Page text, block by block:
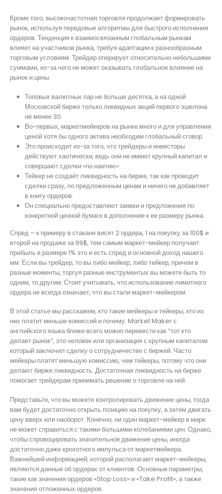
Кроме того, высокочастотная торговля продолжает формировать
рынок, используя передовые алгоритмы для быстрого исполнения
ордеров. Тенденция к взаимосвязанным глобальным рынкам
влияет на участников рынка, требуя адаптации к разнообразным
торговым условиям. Трейдер оперирует относительно небольшими
суммами, из-за чего не может оказывать глобальное влияние на
рынок и цены.
Топовых валютных пар не больше десятка, а на одной
Московской бирже только ликвидных акций первого эшелона
не менее 30.
Во-первых, маркетмейкеров на рынке много и для управления
ценой хотя бы одного актива необходим глобальный сговор.
Это происходит из-за того, что трейдеры и инвесторы
действуют хаотически, ведь они не имеют крупный капитал и
совершают сделки «по наитию».
Тейкер не создаёт ликвидность на бирже, так как проводит
сделки сразу, по предложенным ценам и ничего не добавляет
в книгу ордеров.
Он специально предоставлеют заявки и предложения по
конкретной ценной бумаге в дополнение к ее размеру рынка.
Спред – к примеру в стакане висят 2 ордера, 1 на покупку за 100$ и
второй на продаже за 99$, тем самым маркет-мейкер получает
прибыль в размере 1% это и есть спред и основной доход нашего
мм. Если вы трейдер, то вы либо мейкер, либо тейкер, причем в
разные моменты, торгуя разные инструментых вы можете быть то
одним, то другим. Стоит учитывать, что использование лимитного
ордера не всегда означает, что вы стали маркет-мейкером.
В этой статье мы расскажем, кто такие мейкеры и тейкеры, кто из
них платит меньше комиссий и почему. Market Maker с
английского языка ближе всего можно перевести как “тот кто
делает рынок”, это человек или организация с крупным капиталом
который заключил сделку о сотрудничестве с биржей. Часто
мейкеры платят меньшую комиссию, чем тейкеры, потому что они
делают бирже ликвидность. Достаточная ликвидность на бирже
помогает трейдерам принимать решение о торговле на ней.
Представьте, что вы можете контролировать движение цены, тогда
вам будет достаточно открыть позицию на покупку, а затем двигать
цену вверх или наоборот. Конечно, ни один маркет-мейкер в мире
не может справиться с такими большими колебаниями цен. Однако,
чтобы спровоцировать значительное движение цены, иногда
достаточно даже крохотного импульса от маркетмейкера.
Важнейшей информацией, которой располагают маркет-мейкеры,
являются данные об ордерах от клиентов. Основные параметры,
такие как значения ордеров «Stop Loss» и «Take Profit», а также
значения отложенных ордеров.